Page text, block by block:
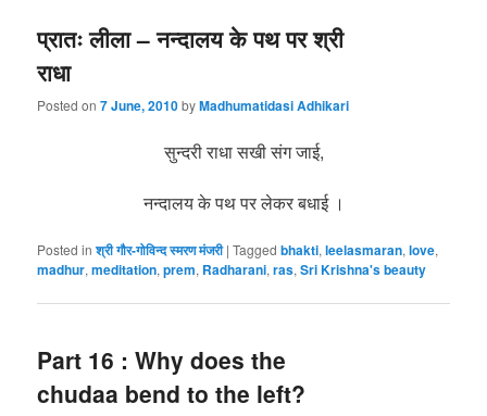
प्रातः लीला – नन्दालय के पथ पर श्री
राधा
Posted on7 June, 2010byMadhumatidasi Adhikari
सुन्दरी राधा सखी संग जाई,
नन्दालय के पथ पर लेकर बधाई ।
Posted in श्री गौर-गोविन्द स्मरण मंजरी |Tagged bhakti,leelasmaran,love,
madhur,meditation,prem, Radharani,ras,Sri Krishna's beauty
Part 16 : Why does the
chudaa bend to the left?